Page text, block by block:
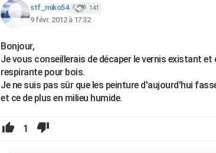
stf_miko54 141
9 févr. 2012 à 17:32
Bonjour,
Je vous conseillerais de décaper le vernis existant et
respirante pour bois.
Je ne suis pas sûr que les peinture d'aujourd'hui
et ce de plus en milieu humide.
1